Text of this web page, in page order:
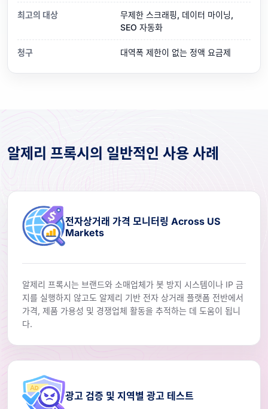
최고의 대상
무제한 스크래핑, 데이터 마이닝,
SEO 자동화
청구 대역폭 제한이 없는 정액 요금제
알제리 프록시의 일반적인 사용 사례
전자상거래 가격 모니터링 Across US
Markets
알제리 프록시는 브랜드와 소매업체가 봇 방지 시스템이나 IP 금
지를 실행하지 않고도 알제리 기반 전자 상거래 플랫폼 전반에서
가격, 제품 가용성 및 경쟁업체 활동을 추적하는 데 도움이 됩니
다.
광고 검증 및 지역별 광고 테스트